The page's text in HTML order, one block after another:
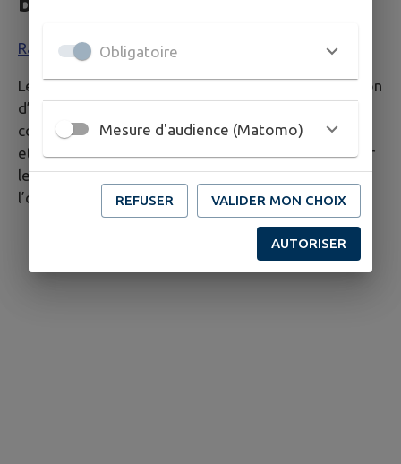
Rapport d'orientation budgétaire 2025
Le Rapport d'Orientation Budgétaire a pour vocation
d’éclairer le vote des élus sur le budget de la
collectivité. Il prépare le débat budgétaire
et donne aux élus les informations nécessaires pour
leur permettre d’exercer leur pouvoir de décision à
l’occasion du vote du budget.
Obligatoire
Mesure d'audience (Matomo)
REFUSER VALIDER MON CHOIX
AUTORISER